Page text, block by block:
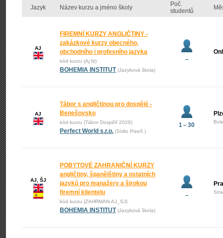
Jazyk Název kurzu a jméno školy
Poč.
studentů
AJ
FIREMNÍ KURZY ANGLIČTINY -
zakázkové kurzy obecného,
obchodního i profesního jazyka
kód kurzu (Aj fir)
BOHEMIA INSTITUT (Jazyková škola)
–
AJ
Tábor s angličtinou pro dospělé -
Benešovsko
kód kurzu (Tábor Dospělí 2026)
Perfect World s.r.o. (Sídlo Plzeň )
1 – 30
AJ, ŠJ
POBYTOVÉ ZAHRANIČNÍ KURZY
angličtiny, španělštiny a ostatních
jazyků pro manažery a širokou
firemní klientelu
kód kurzu (ZAHRMAN-AJ_SJ)
BOHEMIA INSTITUT (Jazyková škola)
–